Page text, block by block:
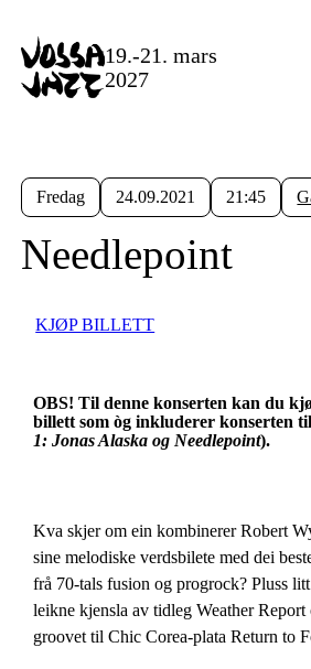
19.-21. mars
2027
Fredag 24.09.2021 21:45
Needlepoint
KJØP BILLETT
OBS! Til denne konserten kan du
billett som òg inkluderer konserten
1:Jonas Alaskaog Needlepoint).
Kva skjer om ein kombinerer Robert
sine melodiske verdsbilete med dei
frå 70-tals fusion og progrock? Pluss
leikne kjensla av tidleg Weather
groovet til Chic Corea-plata Return to